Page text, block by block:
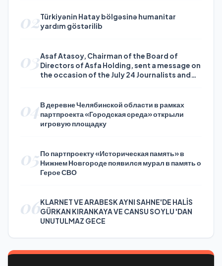
02Türkiyənin Hatay bölgəsinə humanitar
yardım göstərilib
03Asaf Atasoy, Chairman of the Board of
Directors of Asfa Holding, sent a message on
the occasion of the July 24 Journalists and
04В деревне Челябинской области в рамках
партпроекта «Городская среда» открыли
игровую площадку
05По партпроекту «Историческая память» в
Нижнем Новгороде появился мурал в память о
Герое СВО
06KLARNET VE ARABESK AYNI SAHNE'DE HALİS
GÜRKAN KIRANKAYA VE CANSU SOYLU 'DAN
UNUTULMAZ GECE